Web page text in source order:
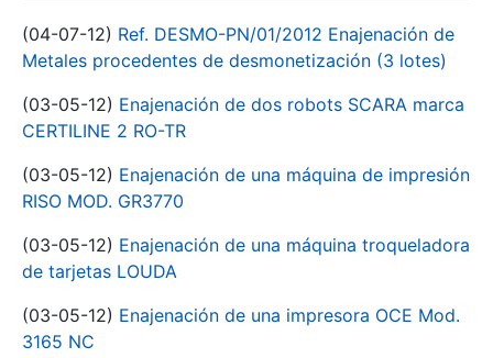
(04-07-12) Ref. DESMO-PN/01/2012 Enajenación de
Metales procedentes de desmonetización (3 lotes)
(03-05-12) Enajenación de dos robots SCARA marca
CERTILINE 2 RO-TR
(03-05-12) Enajenación de una máquina de impresión
RISO MOD. GR3770
(03-05-12) Enajenación de una máquina troqueladora
de tarjetas LOUDA
(03-05-12) Enajenación de una impresora OCE Mod.
3165 NC